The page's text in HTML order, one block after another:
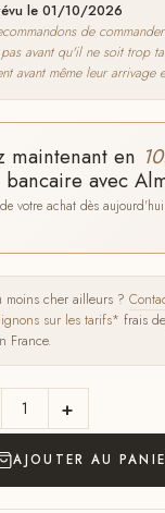
le 01/10/2026
de
avant qu'il ne soit trop
avant même leur arrivage
maintenant en
bancaire avec
de votre achat dès
moins cher ailleurs ?
sur les tarifs* frais
France.
+
AJOUTER AU